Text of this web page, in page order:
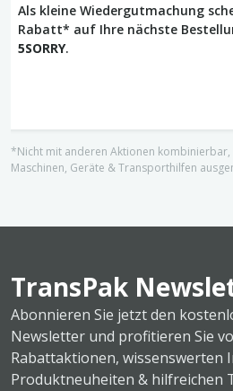
Als kleine Wiedergutmachung
Rabatt* auf Ihre nächste
5SORRY.
*Nicht mit anderen Aktionen
Maschinen, Geräte & Transporthilfen
TransPak
Abonnieren Sie jetzt den
Newsletter und profitieren Sie
Rabattaktionen, wissenswerten
Produktneuheiten & hilfreichen